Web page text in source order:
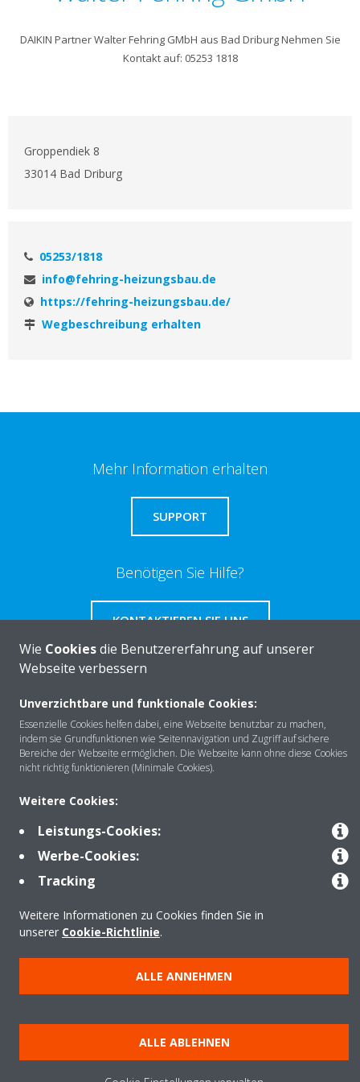
DAIKIN Partner Walter Fehring GMbH aus Bad Driburg Nehmen Sie
Kontakt auf: 05253 1818
Groppendiek 8
33014 Bad Driburg
05253/1818
info@fehring-heizungsbau.de
https://fehring-heizungsbau.de/
Wegbeschreibung erhalten
Mehr Information erhalten
SUPPORT
Benötigen Sie Hilfe?
KONTAKTIEREN SIE UNS
Über DAIKIN
Anwendungsbereiche
Kontakt
Copyright © Daikin
Wie Cookiesdie Benutzererfahrung auf unserer
Webseite verbessern
Unverzichtbare und funktionale Cookies:
Essenzielle Cookies helfen dabei, eine Webseite benutzbar zu machen,
indem sie Grundfunktionen wie Seitennavigation und Zugriff auf sichere
Bereiche der Webseite ermöglichen. Die Webseite kann ohne diese Cookies
nicht richtig funktionieren (Minimale Cookies).
Weitere Cookies:
Leistungs-Cookies:
Werbe-Cookies:
Tracking
Weitere Informationen zu Cookies finden Sie in
unserer Cookie-Richtlinie.
ALLE ANNEHMEN
ALLE ABLEHNEN